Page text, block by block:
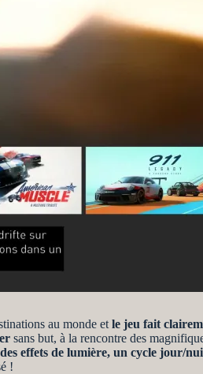
au monde et le jeu fait
sans but, à la rencontre des
des effets de lumière, un cycle jour/
!